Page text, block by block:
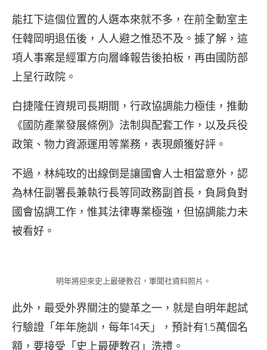
能扛下這個位置的人選本來就不多，在前全動室主
任韓岡明退伍後，人人避之惟恐不及。據了解，這
項人事案是經軍方向層峰報告後拍板，再由國防部
上呈行政院。
白捷隆任資規司長期間，行政協調能力極佳，推動
《國防產業發展條例》法制與配套工作，以及兵役
政策、物力資源運用等業務，表現頗獲好評。
不過，林純玫的出線倒是讓國會人士相當意外，認
為林任副署長兼執行長等同政務副首長，負肩負對
國會協調工作，惟其法律專業極強，但協調能力未
被看好。
明年將迎來史上最硬教召，軍聞社資料照片。
此外，最受外界關注的變革之一，就是自明年起試
行驗證「年年施訓，每年14天」，預計有1.5萬個名
額，要接受「史上最硬教召」洗禮。